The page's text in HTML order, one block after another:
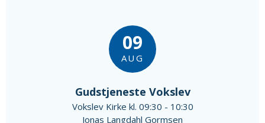
09
AUG
Gudstjeneste Vokslev
Vokslev Kirke kl. 09:30 - 10:30
Jonas Langdahl Gormsen